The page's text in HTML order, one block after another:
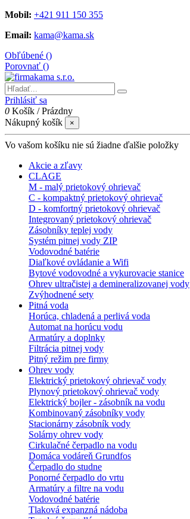
Mobil: +421 911 150 355
Email: kama@kama.sk
Obľúbené ()
Porovnať ()
Prihlásiť sa
0 Košík /Prázdny
Nákupný košík
×
Vo vašom košíku nie sú žiadne ďalšie položky
Akcie a zľavy
CLAGE
M - malý prietokový ohrievač
C - kompaktný prietokový ohrievač
D - komfortný prietokový ohrievač
Integrovaný prietokový ohrievač
Zásobníky teplej vody
Systém pitnej vody ZIP
Vodovodné batérie
Diaľkové ovládanie a Wifi
Bytové vodovodné a vykurovacie stanice
Ohrev ultračistej a demineralizovanej vody
Zvýhodnené sety
Pitná voda
Horúca, chladená a perlivá voda
Automat na horúcu vodu
Armatúry a doplnky
Filtrácia pitnej vody
Pitný režim pre firmy
Ohrev vody
Elektrický prietokový ohrievač vody
Plynový prietokový ohrievač vody
Elektrický bojler - zásobník na vodu
Kombinovaný zásobníky vody
Stacionárny zásobník vody
Solárny ohrev vody
Cirkulačné čerpadlo na vodu
Domáca vodáreň Grundfos
Čerpadlo do studne
Ponorné čerpadlo do vrtu
Armatúry a filtre na vodu
Vodovodné batérie
Tlaková expanzná nádoba